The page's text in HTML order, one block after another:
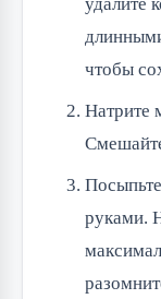
удалите
чтобы
Натрите
руками.